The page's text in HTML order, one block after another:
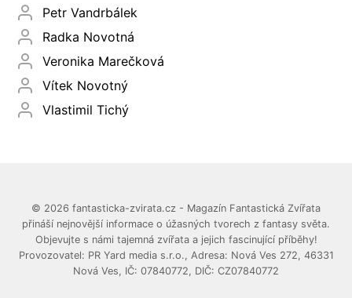
Petr Vandrbálek
Radka Novotná
Veronika Marečková
Vítek Novotný
Vlastimil Tichý
© 2026 fantasticka-zvirata.cz - Magazín Fantastická Zvířata
přináší nejnovější informace o úžasných tvorech z fantasy světa.
Objevujte s námi tajemná zvířata a jejich fascinující příběhy!
Provozovatel: PR Yard media s.r.o., Adresa: Nová Ves 272, 46331
Nová Ves, IČ: 07840772, DIČ: CZ07840772